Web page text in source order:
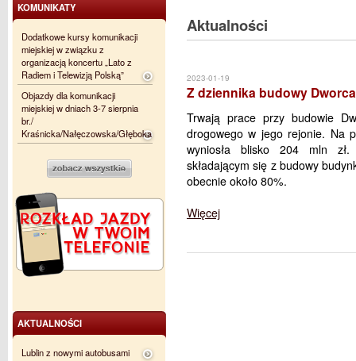
Aktualności
2023-01-19
Z dziennika budowy
Trwają prace przy budowie
drogowego w jego rejonie. Na
wyniosła blisko 204 mln
składającym się z budowy
obecnie około 80%.
Więcej
KOMUNIKATY
Dodatkowe kursy komunikacji
miejskiej w związku z
organizacją koncertu „Lato z
Radiem i Telewizją Polską”
Objazdy dla komunikacji
miejskiej w dniach 3-7 sierpnia
br./
Kraśnicka/Nałęczowska/Głęboka
AKTUALNOŚCI
Lublin z nowymi autobusami